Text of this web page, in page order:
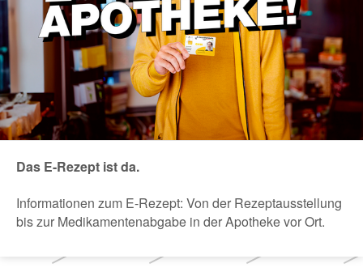
Das E-Rezept ist da.
Informationen zum E-Rezept: Von der Rezeptausstellung
bis zur Medikamentenabgabe in der Apotheke vor Ort.